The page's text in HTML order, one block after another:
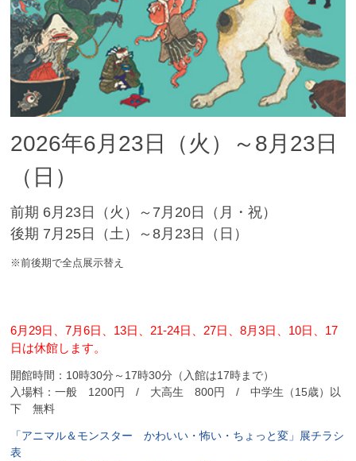
2026年6月23日（火）～8月23日
（日）
前期 6月23日（火）～7月20日（月・祝）
後期 7月25日（土）～8月23日（日）
※前後期で全点展示替え
6月29日、7月6日、13日、21-24日、27日、8月3日、10日、17
日は休館します。
開館時間：10時30分～17時30分（入館は17時まで）
入場料：一般 1200円 / 大高生 800円 / 中学生（15歳）以
下 無料
「アニマル＆モンスター かわいい・怖い・ちょっと変」展チラシ
表